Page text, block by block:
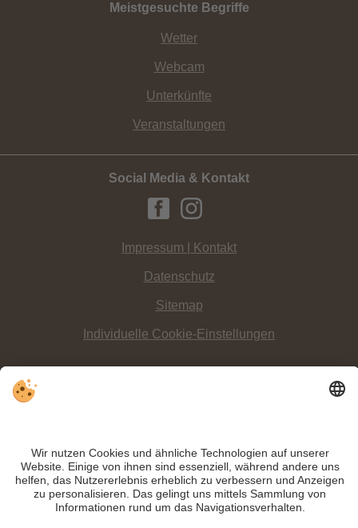
Meistgesuchte Begriffe
Wetter
Webcam
Unterkünfte
Veranstaltungen
Social Media & Kontakt
Impressum | Kontakt
Datenschutz
Sitemap
Individuelle Cookie-Einstellungen
INFO:
Trotz genauer Arbeit und ständigem Aktualisieren der Inhalte, können Fehler
auftreten. Wir übernehmen keine Gewähr für die Richtigkeit und Vollständigkeit
aller Informationen.